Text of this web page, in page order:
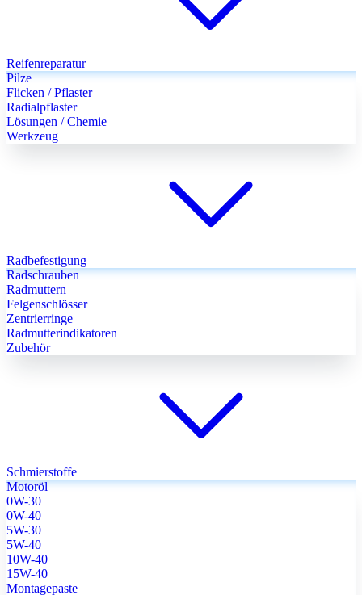
Reifenreparatur
Pilze
Flicken / Pflaster
Radialpflaster
Lösungen / Chemie
Werkzeug
Radbefestigung
Radschrauben
Radmuttern
Felgenschlösser
Zentrierringe
Radmutterindikatoren
Zubehör
Schmierstoffe
Motoröl
0W-30
0W-40
5W-30
5W-40
10W-40
15W-40
Montagepaste